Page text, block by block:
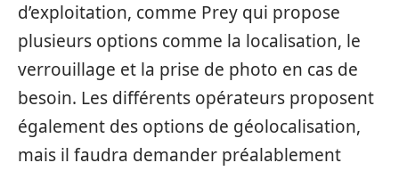
d’exploitation, comme Prey qui propose
plusieurs options comme la localisation, le
verrouillage et la prise de photo en cas de
besoin. Les différents opérateurs proposent
également des options de géolocalisation,
mais il faudra demander préalablement